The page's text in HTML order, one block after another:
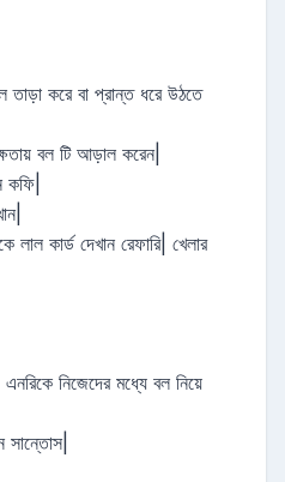
করে বা প্রান্ত ধরে উঠতে
বল টি আড়াল করেন|
কফি|
লাল কার্ড দেখান রেফারি| খেলার
নিজেদের মধ্যে বল নিয়ে
সান্তোস|